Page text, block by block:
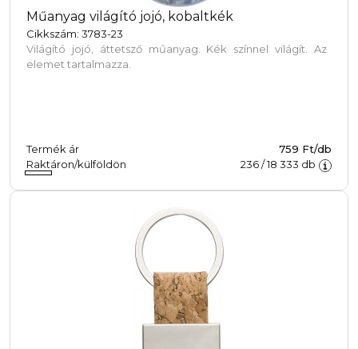
Műanyag világító jojó, kobaltkék
Cikkszám: 3783-23
Világító jojó, áttetsző műanyag. Kék színnel világít. Az
elemet tartalmazza.
Termék ár
759 Ft/db
Raktáron/külföldön
236/18 333 db